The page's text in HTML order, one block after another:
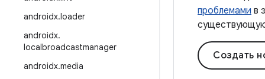
androidx.loader
androidx.
localbroadcastmanager
androidx.media
проблемами в
существующую
Создать